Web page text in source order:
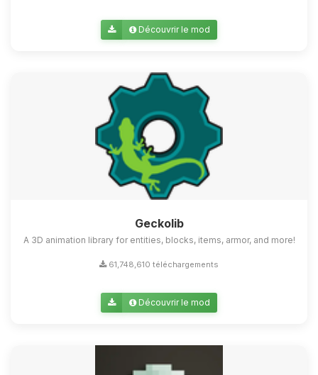
Découvrir le mod
Geckolib
A 3D animation library for entities, blocks, items, armor, and more!
61,748,610 téléchargements
Découvrir le mod